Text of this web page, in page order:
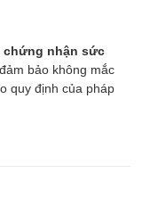
chứng nhận sức
bảo không mắc
quy định của pháp